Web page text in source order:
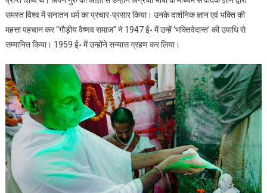
समस्त विश्व में सनातन धर्म का प्रचार-प्रसार किया। उनके दार्शनिक ज्ञान एवं भक्ति की
महत्ता पहचान कर “गौड़ीय वैष्णव समाज” ने 1947 ई॰ में उन्हें ‘भक्तिवेदान्त’ की उपाधि से
सम्मानित किया। 1959 ई॰ में उन्होंने सन्यास ग्रहण कर लिया।